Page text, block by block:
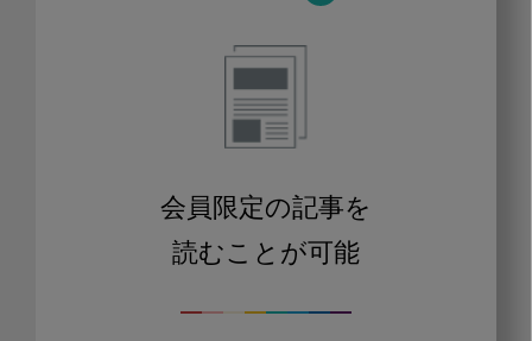
会員限定の記事を
読むことが可能